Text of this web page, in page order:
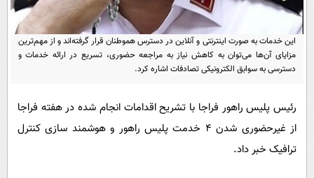
مجله تصویری سلاح
ورزش
سیاست
سرگرمی
خواندنی ها و دیدنی ها
داستان کوتاه
پیامک
آموزش زبان
این خدمات به صورت اینترنتی و آنلاین در دسترس هموطنان قرار گرفته‌اند و از مهم‌ترین
مزایای آن‌ها می‌توان به کاهش نیاز به مراجعه حضوری، تسریع در ارائه خدمات و
دسترسی به سوابق الکترونیکی تصادفات اشاره کرد.
رئیس پلیس راهور فراجا با تشریح اقدامات انجام شده در هفته فراجا
از غیرحضوری شدن ۴ خدمت پلیس راهور و هوشمند سازی کنترل
ترافیک خبر داد.